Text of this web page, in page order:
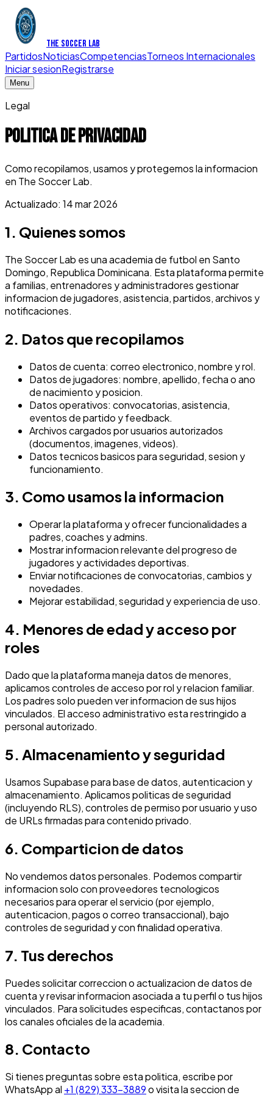
THE SOCCER LAB
PartidosNoticiasCompetenciasTorneos Internacionales
Iniciar sesionRegistrarse
Menu
Legal
Politica de privacidad
Como recopilamos, usamos y protegemos la informacion
en The Soccer Lab.
Actualizado: 14 mar 2026
1. Quienes somos
The Soccer Lab es una academia de futbol en Santo
Domingo, Republica Dominicana. Esta plataforma permite
a familias, entrenadores y administradores gestionar
informacion de jugadores, asistencia, partidos, archivos y
notificaciones.
2. Datos que recopilamos
Datos de cuenta: correo electronico, nombre y rol.
Datos de jugadores: nombre, apellido, fecha o ano
de nacimiento y posicion.
Datos operativos: convocatorias, asistencia,
eventos de partido y feedback.
Archivos cargados por usuarios autorizados
(documentos, imagenes, videos).
Datos tecnicos basicos para seguridad, sesion y
funcionamiento.
3. Como usamos la informacion
Operar la plataforma y ofrecer funcionalidades a
padres, coaches y admins.
Mostrar informacion relevante del progreso de
jugadores y actividades deportivas.
Enviar notificaciones de convocatorias, cambios y
novedades.
Mejorar estabilidad, seguridad y experiencia de uso.
4. Menores de edad y acceso por
roles
Dado que la plataforma maneja datos de menores,
aplicamos controles de acceso por rol y relacion familiar.
Los padres solo pueden ver informacion de sus hijos
vinculados. El acceso administrativo esta restringido a
personal autorizado.
5. Almacenamiento y seguridad
Usamos Supabase para base de datos, autenticacion y
almacenamiento. Aplicamos politicas de seguridad
(incluyendo RLS), controles de permiso por usuario y uso
de URLs firmadas para contenido privado.
6. Comparticion de datos
No vendemos datos personales. Podemos compartir
informacion solo con proveedores tecnologicos
necesarios para operar el servicio (por ejemplo,
autenticacion, pagos o correo transaccional), bajo
controles de seguridad y con finalidad operativa.
7. Tus derechos
Puedes solicitar correccion o actualizacion de datos de
cuenta y revisar informacion asociada a tu perfil o tus hijos
vinculados. Para solicitudes especificas, contactanos por
los canales oficiales de la academia.
8. Contacto
Si tienes preguntas sobre esta politica, escribe por
WhatsApp al +1 (829) 333-3889o visita la seccion de